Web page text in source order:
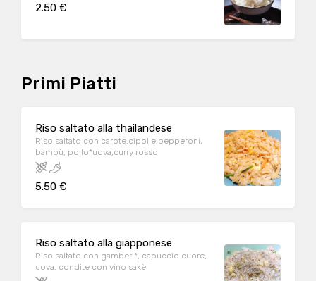
2.50 €
Primi Piatti
Riso saltato alla thailandese
Riso saltato con carote,cipolle,pepperoni,
bambù, pollo*uova,curry rosso
5.50 €
Riso saltato alla giapponese
Riso saltato con gamberi*, capuccio cuore,
uova, condite con vino sakè